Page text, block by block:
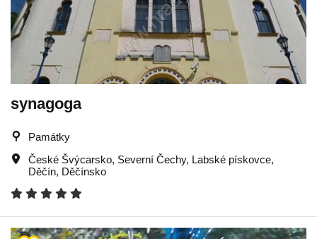
synagoga
Památky
České Švýcarsko, Severní Čechy, Labské pískovce,
Děčín, Děčínsko